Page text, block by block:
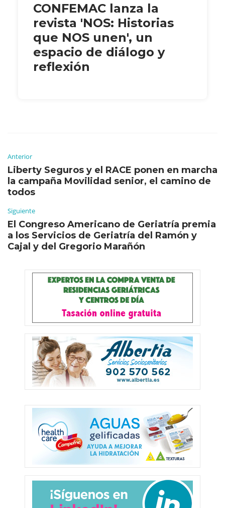
CONFEMAC lanza la
revista 'NOS: Historias
que NOS unen', un
espacio de diálogo y
reflexión
Anterior
Liberty Seguros y el RACE ponen en marcha
la campaña Movilidad senior, el camino de
todos
Siguiente
El Congreso Americano de Geriatría premia
a los Servicios de Geriatría del Ramón y
Cajal y del Gregorio Marañón